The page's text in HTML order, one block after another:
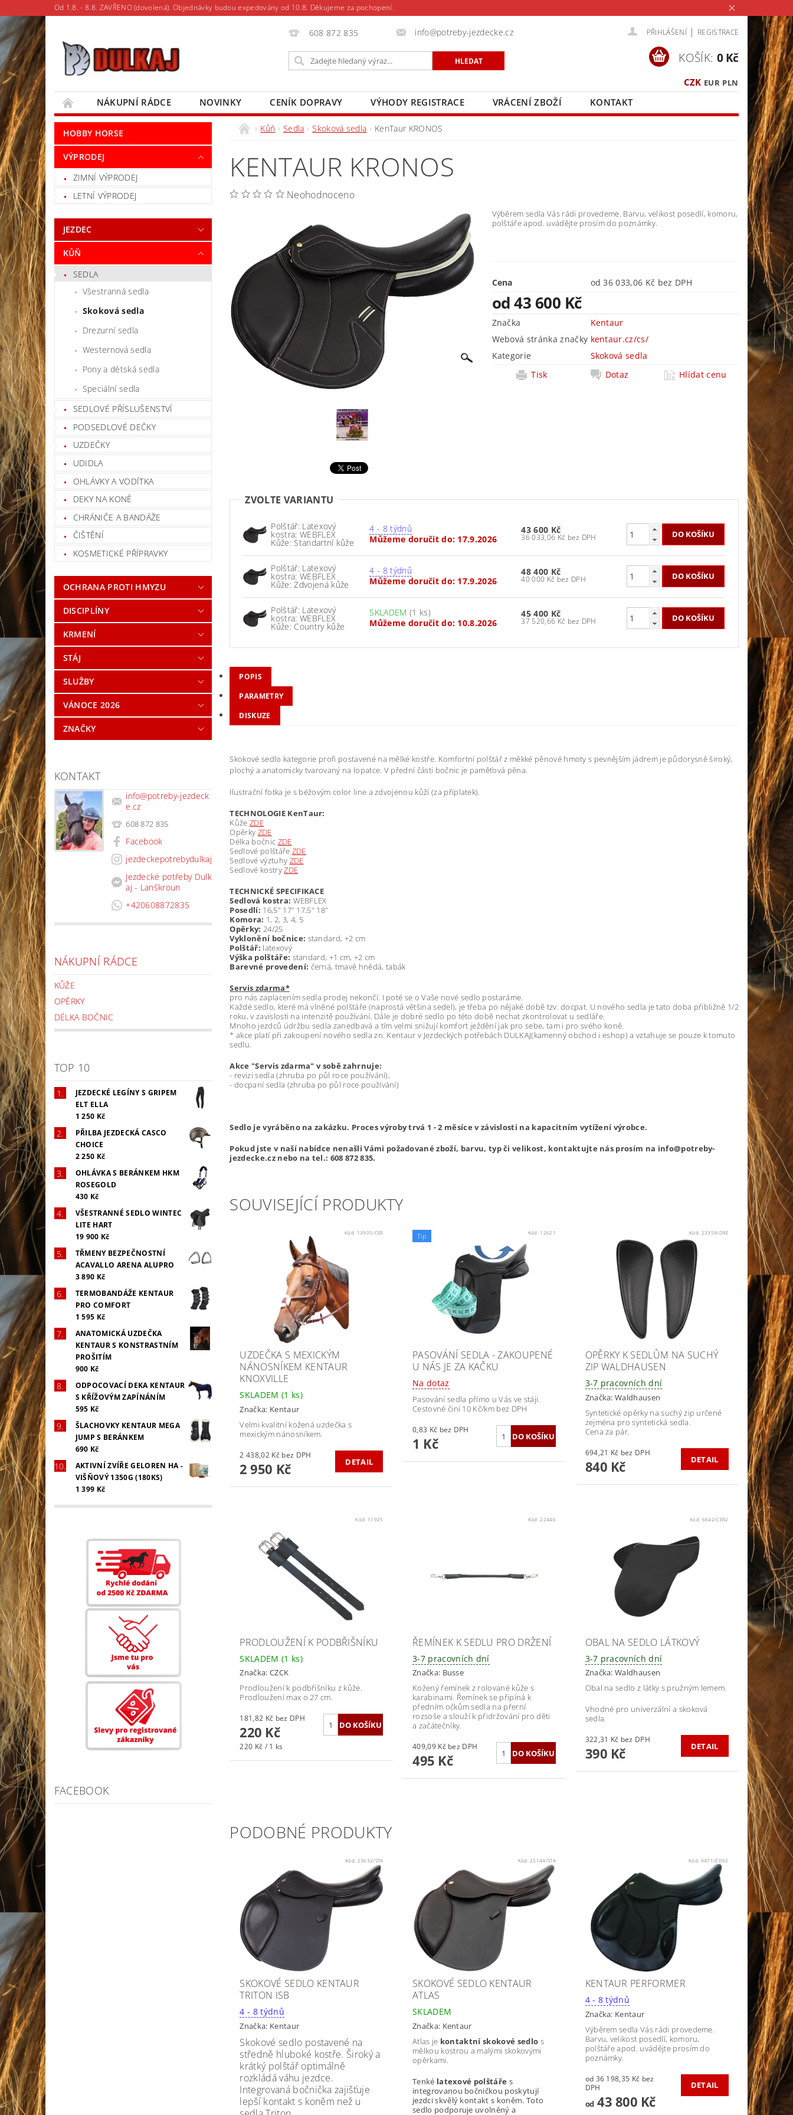
Od 1.8. - 8.8. ZAVŘENO (dovolená). Objednávky budou expedovány od 10.8. Děkujeme za pochopení.
608 872 835 info@potreby-jezdecke.cz PŘIHLÁŠENÍ | REGISTRACE
CZK EUR PLN
KOŠÍK: 0 Kč
NÁKUPNÍ RÁDCE NOVINKY CENÍK DOPRAVY VÝHODY REGISTRACE VRÁCENÍ ZBOŽÍ
KONTAKT
MOJE OBJEDNÁVKA
HOBBY HORSE
VÝPRODEJ
ZIMNÍ VÝPRODEJ
LETNÍ VÝPRODEJ
JEZDEC
KŮŇ
SEDLA
Všestranná sedla
Skoková sedla
Drezurní sedla
Westernová sedla
Pony a dětská sedla
Speciální sedla
SEDLOVÉ PŘÍSLUŠENSTVÍ
PODSEDLOVÉ DEČKY
UZDEČKY
UDIDLA
OHLÁVKY A VODÍTKA
DEKY NA KONĚ
CHRÁNIČE A BANDÁŽE
ČIŠTĚNÍ
KOSMETICKÉ PŘÍPRAVKY
OCHRANA PROTI HMYZU
DISCIPLÍNY
KRMENÍ
STÁJ
SLUŽBY
VÁNOCE 2026
ZNAČKY
KONTAKT
info@potreby-jezdeck
e.cz
608 872 835
Facebook
jezdeckepotrebydulkaj
Jezdecké potřeby Dulk
aj - Lanškroun
+420608872835
NÁKUPNÍ RÁDCE
KŮŽE
OPĚRKY
DÉLKA BOČNIC
TOP 10
JEZDECKÉ LEGÍNY S GRIPEM
ELT ELLA
1 250 Kč
PŘILBA JEZDECKÁ CASCO
CHOICE
2 250 Kč
OHLÁVKA S BERÁNKEM HKM
ROSEGOLD
430 Kč
VŠESTRANNÉ SEDLO WINTEC
LITE HART
19 900 Kč
TŘMENY BEZPEČNOSTNÍ
ACAVALLO ARENA ALUPRO
3 890 Kč
TERMOBANDÁŽE KENTAUR
PRO COMFORT
1 595 Kč
ANATOMICKÁ UZDEČKA
KENTAUR S KONSTRASTNÍM
PROŠITÍM
900 Kč
ODPOCOVACÍ DEKA KENTAUR
S KŘÍŽOVÝM ZAPÍNÁNÍM
595 Kč
ŠLACHOVKY KENTAUR MEGA
JUMP S BERÁNKEM
690 Kč
AKTIVNÍ ZVÍŘE GELOREN HA -
VIŠŇOVÝ 1350G (180KS)
1 399 Kč
FACEBOOK
Kůň Sedla Skoková sedla KenTaur KRONOS
KENTAUR KRONOS
Neohodnoceno
Výběrem sedla Vás rádi provedeme. Barvu, velikost posedlí, komoru,
polštáře apod. uvádějte prosím do poznámky.
Cena od 36 033,06 Kč bez DPH
od 43 600 Kč
Značka
Kentaur
Webová stránka značky kentaur.cz/cs/
Kategorie
Skoková sedla
Tisk
Dotaz Hlídat cenu
ZVOLTE VARIANTU
Polštář: Latexový
kostra: WEBFLEX
Kůže: Standartní kůže
4 - 8 týdnů
Můžeme doručit do: 17.9.2026
43 600 Kč
36 033,06 Kč bez DPH
Polštář: Latexový
kostra: WEBFLEX
Kůže: Zdvojená kůže
4 - 8 týdnů
Můžeme doručit do: 17.9.2026
48 400 Kč
40 000 Kč bez DPH
Polštář: Latexový
kostra: WEBFLEX
Kůže: Country kůže
SKLADEM (1 ks)
Můžeme doručit do: 10.8.2026
45 400 Kč
37 520,66 Kč bez DPH
POPIS
PARAMETRY
DISKUZE
Skokové sedlo kategorie profi postavené na mělké kostře. Komfortní polštář z měkké pěnové hmoty s pevnějším jádrem je půdorysně široký,
plochý a anatomicky tvarovaný na lopatce. V přední části bočnic je paměťová pěna.
Ilustrační fotka je s béžovým color line a zdvojenou kůží (za příplatek).
TECHNOLOGIEKenTaur:
KůžeZDE
Opěrky ZDE
Délka bočnic ZDE
Sedlové polštáře ZDE
Sedlové výztuhy ZDE
Sedlové kostryZDE
TECHNICKÉ SPECIFIKACE
Sedlová kostra: WEBFLEX
Posedlí: 16,5" 17" 17,5" 18"
Komora: 1, 2, 3, 4, 5
Opěrky: 24/25
Vyklonění bočnice: standard, +2 cm
Polštář: latexový
Výška polštáře: standard, +1 cm, +2 cm
Barevné provedení: černá, tmavě hnědá, tabák
Servis zdarma*
pro nás zaplacením sedla prodej nekončí. I poté se o Vaše nové sedlo postaráme.
Každé sedlo, které má vlněné polštáře (naprostá většina sedel), je třeba po nějaké době tzv. docpat. U nového sedla je tato doba přibližně 1/2
roku, v zavislosti na intenzitě používání. Dále je dobré sedlo po této době nechat zkontrolovat u sedláře.
Mnoho jezdců údržbu sedla zanedbavá a tím velmi snižují komfort ježdění jak pro sebe, tam i pro svého koně.
* akce platí při zakoupení nového sedla zn. Kentaur v Jezdeckých potřebách DULKAJ(kamenný obchod i eshop) a vztahuje se pouze k tomuto
sedlu.
Akce "Servis zdarma" v sobě zahrnuje:
- revizi sedla (zhruba po půl roce používání),
- docpaní sedla (zhruba po půl roce používání)
Sedlo je vyráběno na zakázku. Proces výroby trvá 1 - 2 měsíce v závislosti na kapacitním vytížení výrobce.
Pokud jste v naší nabídce nenašli Vámi požadované zboží, barvu, typ či velikost, kontaktujte nás prosím na info@potreby-
jezdecke.cz nebo na tel.: 608 872 835.
SOUVISEJÍCÍ PRODUKTY
Kód: 13905/CER
UZDEČKA S MEXICKÝM
NÁNOSNÍKEM KENTAUR
KNOXVILLE
SKLADEM (1 ks)
Značka: Kentaur
Velmi kvalitní kožená uzdečka s
mexickým nánosníkem.
2 438,02 Kč bez DPH
2 950 Kč DETAIL
Tip Kód: 12621
PASOVÁNÍ SEDLA - ZAKOUPENÉ
U NÁS JE ZA KAČKU
Na dotaz
Pasování sedla přímo u Vás ve stáji.
Cestovné činí 10 Kč/km bez DPH
0,83 Kč bez DPH
1 Kč
Kód: 23359/DRE
OPĚRKY K SEDLŮM NA SUCHÝ
ZIP WALDHAUSEN
3-7 pracovních dní
Značka:Waldhausen
Syntetické opěrky na suchý zip určené
zejména pro syntetická sedla.
Cena za pár.
694,21 Kč bez DPH
840 Kč DETAIL
Kód: 11925
PRODLOUŽENÍ K PODBŘIŠNÍKU
SKLADEM (1 ks)
Značka: CZCK
Prodloužení k podbřišníku z kůže.
Prodloužení max o 27 cm.
181,82 Kč bez DPH
220 Kč
220 Kč / 1 ks
Kód:22446
ŘEMÍNEK K SEDLU PRO DRŽENÍ
3-7 pracovních dní
Značka: Busse
Kožený řemínek z rolované kůže s
karabinami. Řemínek se připíná k
předním očkům sedla na přerní
rozsoše a slouží k přidržování pro děti
a začátečníky.
409,09 Kč bez DPH
495 Kč
Kód: 6642/CER2
OBAL NA SEDLO LÁTKOVÝ
3-7 pracovních dní
Značka:Waldhausen
Obal na sedlo z látky s pružným lemem.
Vhodné pro univerzální a skoková
sedla.
322,31 Kč bez DPH
390 Kč DETAIL
PODOBNÉ PRODUKTY
Kód: 23632/STA
SKOKOVÉ SEDLO KENTAUR
TRITON ISB
4 - 8 týdnů
Značka: Kentaur
Skokové sedlo postavené na
středně hluboké kostře. Široký a
krátký polštář optimálně
rozkládá váhu jezdce.
Integrovaná bočnička zajišťuje
lepší kontakt s koněm než u
Kód:25144/STA
SKOKOVÉ SEDLO KENTAUR
ATLAS
SKLADEM
Značka: Kentaur
Atlas je kontaktní skokové sedlo s
mělkou kostrou a malými skokovými
opěrkami.
Tenké latexové polštáře s
integrovanou bočničkou poskytují
jezdci skvělý kontakt s koněm. Toto
sedlo podporuje uvolněný a
Kód: 9471/ZDV2
KENTAUR PERFORMER
4 - 8 týdnů
Značka: Kentaur
Výběrem sedla Vás rádi provedeme.
Barvu, velikost posedlí, komoru,
polštáře apod. uvádějte prosím do
poznámky.
od 36 198,35 Kč bez
DPH
od43 800 Kč
DETAIL